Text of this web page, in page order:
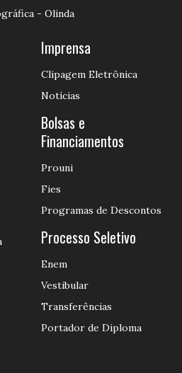
- Olinda
Imprensa
Clipagem Eletrônica
Notícias
Bolsas e
Financiamentos
Prouni
Fies
Programas de Descontos
Processo Seletivo
Enem
Vestibular
Transferências
Portador de Diploma